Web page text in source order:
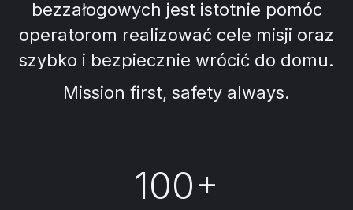
bezzałogowych jest istotnie pomóc
operatorom realizować cele misji oraz
szybko i bezpiecznie wrócić do domu.
Mission first, safety always.​
100+